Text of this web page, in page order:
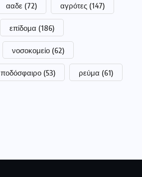
ααδε (72) αγρότες (147)
επίδομα (186)
νοσοκομείο (62)
ποδόσφαιρο (53) ρεύμα (61)